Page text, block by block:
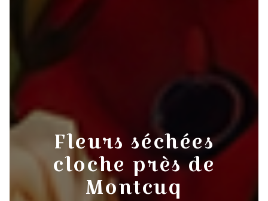
Fleurs séchées
cloche près de
Montcuq